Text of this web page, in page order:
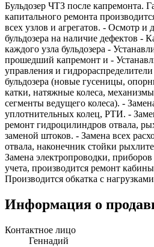
Бульдозер ЧТЗ после капремонта.
капитального ремонта
всех узлов и агрегатов. - Осмотр и
бульдозера на наличие дефектов -
каждого узла бульдозера -
прошедший капремонт и -
управления и
бульдозера (новые гусеницы,
катки, натяжные колеса,
сегменты ведущего колеса). -
уплотнительных колец, РТИ. -
ремонт гидроцилиндров отвала,
заменой штоков. - Замена всех
отвала, наконечник стойки
Замена электропроводки,
учета, производится ремонт кабины
Производится обкатка с нагрузками
Информация о
Контактное лицо
Геннадий